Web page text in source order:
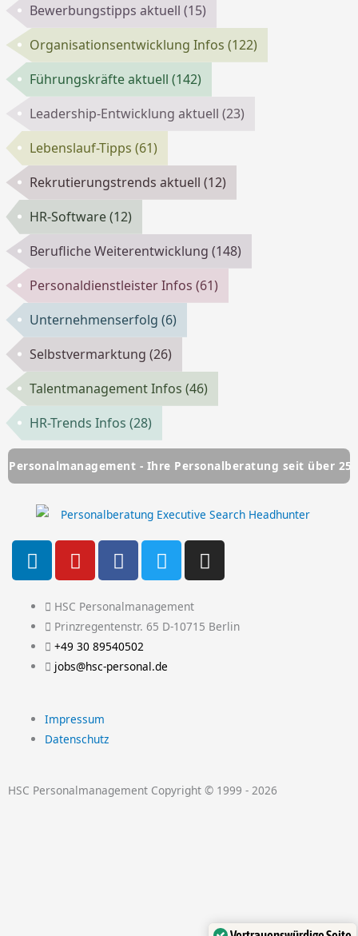
Bewerbungstipps aktuell(15)
Organisationsentwicklung Infos(122)
Führungskräfte aktuell(142)
Leadership-Entwicklung aktuell(23)
Lebenslauf-Tipps(61)
Rekrutierungstrends aktuell(12)
HR-Software(12)
Berufliche Weiterentwicklung(148)
Personaldienstleister Infos(61)
Unternehmenserfolg(6)
Selbstvermarktung(26)
Talentmanagement Infos(46)
HR-Trends Infos(28)
- Ihre Personalberatung seit über 25 Jahren
L
i
n
k
e
d
i
Y
o
u
t
u
b
e
F
a
c
e
b
o
o
T
w
i
t
t
r
I
n
s
a
HSC Personalmanagement
Prinzregentenstr. 65 D-10715 Berlin
+49 30 89540502
jobs@hsc-personal.de
Impressum
Datenschutz
HSC Personalmanagement Copyright © 1999 - 2026